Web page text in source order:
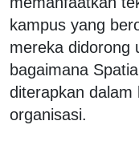
kampus yang
mereka didorong
bagaimana
diterapkan dalam
organisasi.